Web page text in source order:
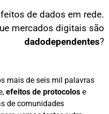
de dados em rede.
mercados digitais são
dadodependentes?
mais de seis mil palavras
efeitos de protocolos e
de comunidades